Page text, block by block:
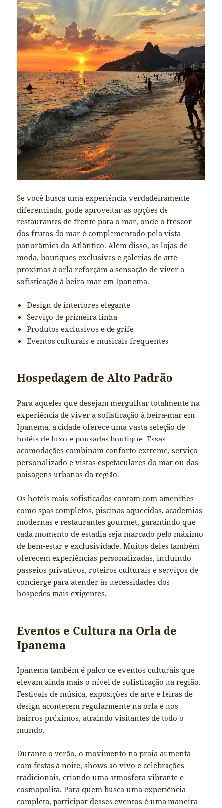
Se você busca uma experiência verdadeiramente
diferenciada, pode aproveitar as opções de
restaurantes de frente para o mar, onde o frescor
dos frutos do mar é complementado pela vista
panorâmica do Atlântico. Além disso, as lojas de
moda, boutiques exclusivas e galerias de arte
próximas à orla reforçam a sensação de viver a
sofisticação à beira-mar em Ipanema.
Design de interiores elegante
Serviço de primeira linha
Produtos exclusivos e de grife
Eventos culturais e musicais frequentes
Hospedagem de Alto Padrão
Para aqueles que desejam mergulhar totalmente na
experiência de viver a sofisticação à beira-mar em
Ipanema, a cidade oferece uma vasta seleção de
hotéis de luxo e pousadas boutique. Essas
acomodações combinam conforto extremo, serviço
personalizado e vistas espetaculares do mar ou das
paisagens urbanas da região.
Os hotéis mais sofisticados contam com amenities
como spas completos, piscinas aquecidas, academias
modernas e restaurantes gourmet, garantindo que
cada momento de estadia seja marcado pelo máximo
de bem-estar e exclusividade. Muitos deles também
oferecem experiências personalizadas, incluindo
passeios privativos, roteiros culturais e serviços de
concierge para atender às necessidades dos
hóspedes mais exigentes.
Eventos e Cultura na Orla de
Ipanema
Ipanema também é palco de eventos culturais que
elevam ainda mais o nível de sofisticação na região.
Festivais de música, exposições de arte e feiras de
design acontecem regularmente na orla e nos
bairros próximos, atraindo visitantes de todo o
mundo.
Durante o verão, o movimento na praia aumenta
com festas à noite, shows ao vivo e celebrações
tradicionais, criando uma atmosfera vibrante e
cosmopolita. Para quem busca uma experiência
completa, participar desses eventos é uma maneira